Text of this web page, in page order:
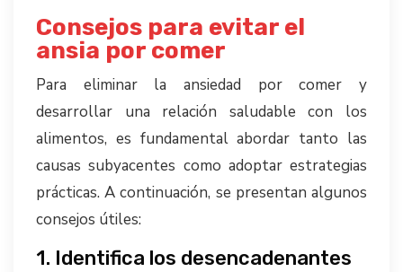
Consejos para evitar el
ansia por comer
Para eliminar la ansiedad por comer y
desarrollar una relación saludable con los
alimentos, es fundamental abordar tanto las
causas subyacentes como adoptar estrategias
prácticas. A continuación, se presentan algunos
consejos útiles:
1. Identifica los desencadenantes